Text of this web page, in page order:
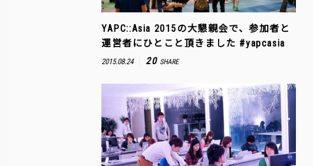
YAPC::Asia 2015の大懇親会で、参加者と
運営者にひとこと頂きました #yapcasia
2015.08.24 20 SHARE